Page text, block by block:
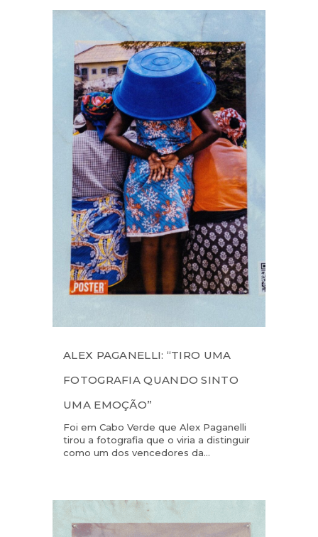
ALEX PAGANELLI: “TIRO UMA
FOTOGRAFIA QUANDO SINTO
UMA EMOÇÃO”
Foi em Cabo Verde que Alex Paganelli
tirou a fotografia que o viria a distinguir
como um dos vencedores da...